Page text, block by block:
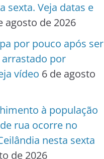
sexta. Veja datas e
agosto de 2026
por pouco após ser
por
vídeo 6 de agosto
à população
rua ocorre no
nesta sexta
de 2026